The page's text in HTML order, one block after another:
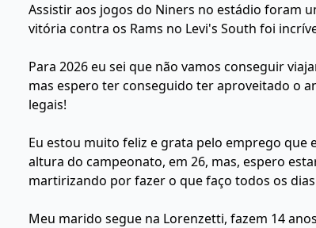
Assistir aos jogos do Niners no estádio foram
vitória contra os Rams no Levi's South foi
Para 2026 eu sei que não vamos conseguir
mas espero ter conseguido ter aproveitado o
legais!
Eu estou muito feliz e grata pelo emprego que
altura do campeonato, em 26, mas, espero
martirizando por fazer o que faço todos os
Meu marido segue na Lorenzetti, fazem 14